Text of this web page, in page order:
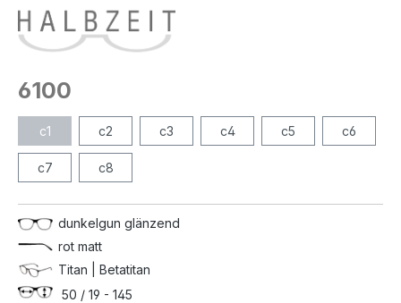
6100
c1 c2 c3 c4 c5 c6
c7 c8
dunkelgun glänzend
rot matt
Titan | Betatitan
50 / 19 - 145